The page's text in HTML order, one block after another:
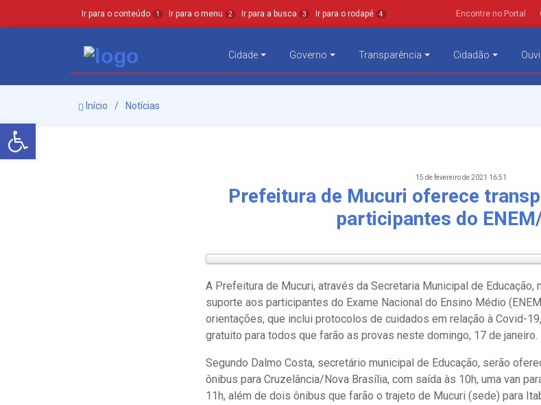
Barra de Ferramentas Aberta
Ir para o conteúdo 1 Ir para o menu 2 Ir para a busca 3 Ir para o rodapé 4 Encontre no Portal
Cidade Governo Transparência Cidadão
Início Notícias
15 de fevereiro de 2021 16:51
Prefeitura de Mucuri oferece
participantes do
A Prefeitura de Mucuri, através da Secretaria Municipal de
suporte aos participantes do Exame Nacional do Ensino Médio
orientações, que inclui protocolos de cuidados em relação à Covid-
gratuito para todos que farão as provas neste domingo, 17 de janeiro.
Segundo Dalmo Costa, secretário municipal de Educação, serão
ônibus para Cruzelância/Nova Brasília, com saída às 10h, uma van
11h, além de dois ônibus que farão o trajeto de Mucuri (sede) para